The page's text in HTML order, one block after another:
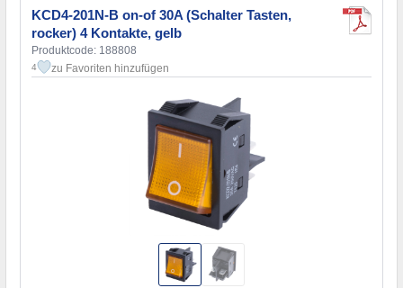
KCD4-201N-B on-of 30A (Schalter Tasten,
rocker) 4 Kontakte, gelb
Produktcode: 188808
4 zu Favoriten hinzufügen